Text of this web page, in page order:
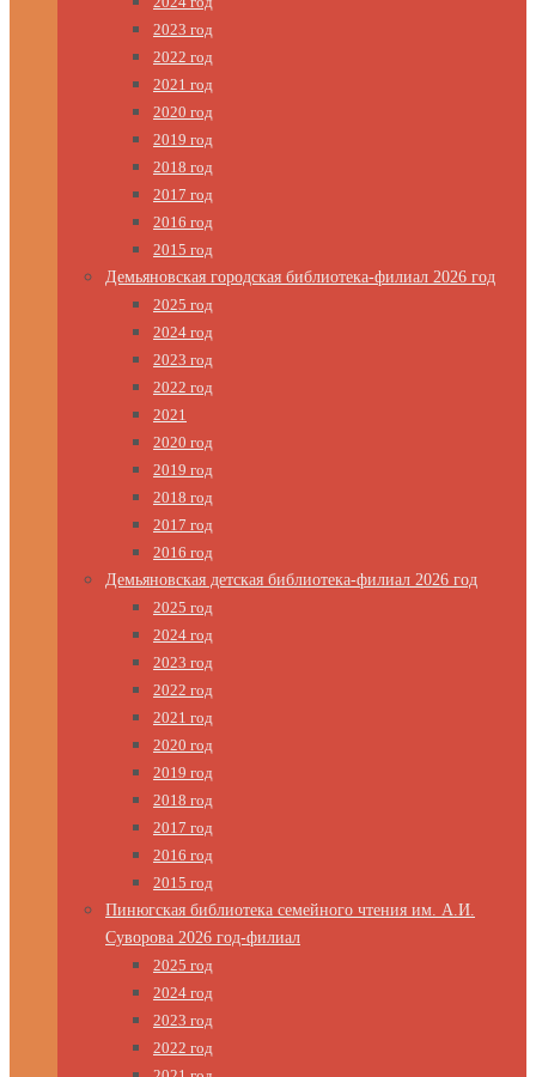
2023 год
2022 год
2021 год
2020 год
2019 год
2018 год
2017 год
2016 год
2015 год
Демьяновская городская библиотека-филиал 2026 год
2025 год
2024 год
2023 год
2022 год
2021
2020 год
2019 год
2018 год
2017 год
2016 год
Демьяновская детская библиотека-филиал 2026 год
2025 год
2024 год
2023 год
2022 год
2021 год
2020 год
2019 год
2018 год
2017 год
2016 год
2015 год
Пинюгская библиотека семейного чтения им. А.И.
Суворова 2026 год-филиал
2025 год
2024 год
2023 год
2022 год